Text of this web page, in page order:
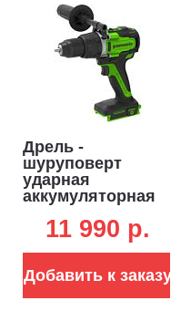
Дрель -
шуруповерт
ударная
аккумуляторная
GD24DD140 без
АКБ и ЗУ (PRC, BL
кг)
11 990 p.
Добавить к заказу